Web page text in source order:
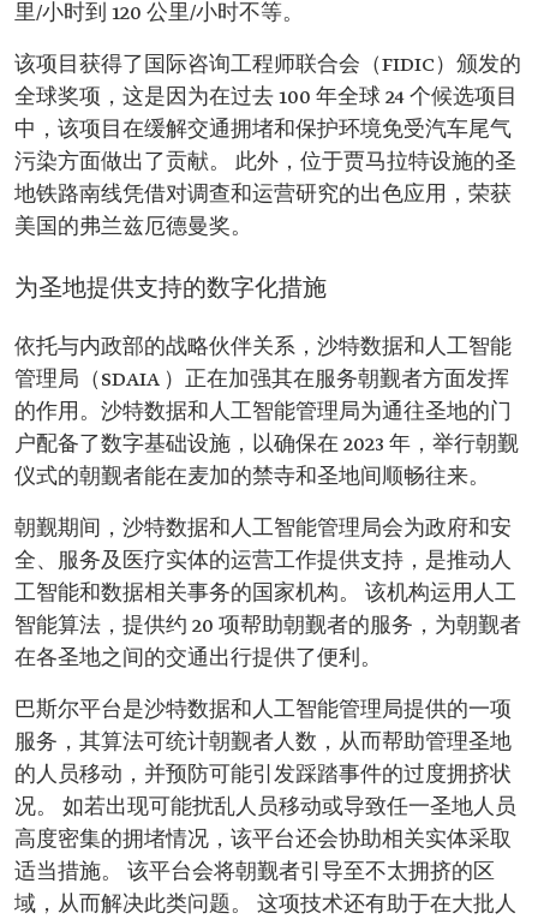
里/小时到 120 公里/小时不等。
该项目获得了国际咨询工程师联合会（FIDIC）颁发的
全球奖项，这是因为在过去 100 年全球 24 个候选项目
中，该项目在缓解交通拥堵和保护环境免受汽车尾气
污染方面做出了贡献。 此外，位于贾马拉特设施的圣
地铁路南线凭借对调查和运营研究的出色应用，荣获
美国的弗兰兹厄德曼奖。
为圣地提供支持的数字化措施
依托与内政部的战略伙伴关系，沙特数据和人工智能
管理局（SDAIA ）正在加强其在服务朝觐者方面发挥
的作用。沙特数据和人工智能管理局为通往圣地的门
户配备了数字基础设施，以确保在 2023 年，举行朝觐
仪式的朝觐者能在麦加的禁寺和圣地间顺畅往来。
朝觐期间，沙特数据和人工智能管理局会为政府和安
全、服务及医疗实体的运营工作提供支持，是推动人
工智能和数据相关事务的国家机构。 该机构运用人工
智能算法，提供约 20 项帮助朝觐者的服务，为朝觐者
在各圣地之间的交通出行提供了便利。
巴斯尔平台是沙特数据和人工智能管理局提供的一项
服务，其算法可统计朝觐者人数，从而帮助管理圣地
的人员移动，并预防可能引发踩踏事件的过度拥挤状
况。 如若出现可能扰乱人员移动或导致任一圣地人员
高度密集的拥堵情况，该平台还会协助相关实体采取
适当措施。 该平台会将朝觐者引导至不太拥挤的区
域，从而解决此类问题。 这项技术还有助于在大批人